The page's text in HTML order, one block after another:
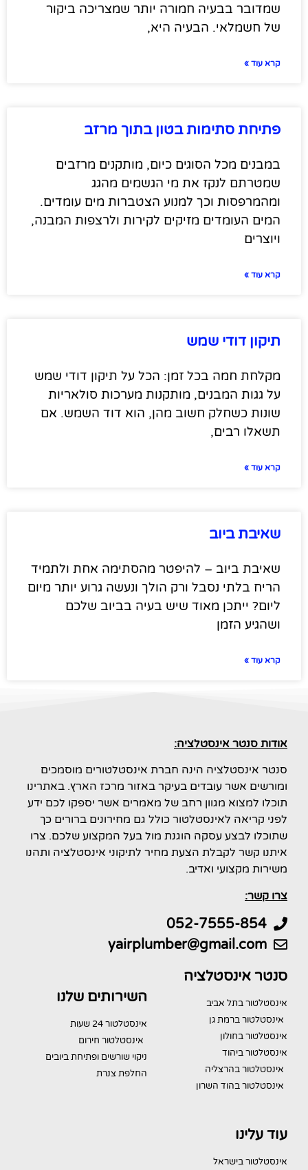
שמדובר בבעיה חמורה יותר שמצריכה ביקור
של חשמלאי. הבעיה היא,
קרא עוד »
פתיחת סתימות בטון בתוך מרזב
במבנים מכל הסוגים כיום, מותקנים מרזבים
שמטרתם לנקז את מי הגשמים מהגג
ומהמרפסות וכך למנוע הצטברות מים עומדים.
המים העומדים מזיקים לקירות ולרצפות המבנה,
ויוצרים
קרא עוד »
תיקון דודי שמש
מקלחת חמה בכל זמן: הכל על תיקון דודי שמש
על גגות המבנים, מותקנות מערכות סולאריות
שונות כשחלק חשוב מהן, הוא דוד השמש. אם
תשאלו רבים,
קרא עוד »
שאיבת ביוב
שאיבת ביוב – להיפטר מהסתימה אחת ולתמיד
הריח בלתי נסבל ורק הולך ונעשה גרוע יותר מיום
ליום? ייתכן מאוד שיש בעיה בביוב שלכם
ושהגיע הזמן
קרא עוד »
אודות סנטר אינסטלציה:
סנטר אינסטלציה הינה חברת אינסטלטורים מוסמכים
ומורשים אשר עובדים בעיקר באזור מרכז הארץ. באתרינו
תוכלו למצוא מגוון רחב של מאמרים אשר יספקו לכם ידע
לפני קריאה לאינסטלטור כולל גם מחירונים ברורים כך
שתוכלו לבצע עסקה הוגנת מול בעל המקצוע שלכם. צרו
איתנו קשר לקבלת הצעת מחיר לתיקוני אינסטלציה ותהנו
משירות מקצועי ואדיב.
צרו קשר:
052-7555-854
yairplumber@gmail.com
סנטר אינסטלציה
אינסטלטור בתל אביב
אינסטלטור ברמת גן
אינסטלטור בחולון
אינסטלטור ביהוד
אינסטלטור בהרצליה
אינסטלטור בהוד השרון
השירותים שלנו
אינסטלטור 24 שעות
אינסטלטור חירום
ניקוי שורשים ופתיחת ביובים
החלפת צנרת
עוד עלינו
אינסטלטור בישראל